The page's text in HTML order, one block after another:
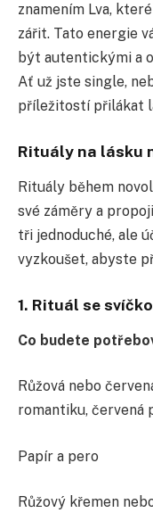
znamením Lva,
zářit. Tato energie
být autentickými a
Ať už jste single,
příležitostí přilákat
Rituály na lásku
Rituály během
své záměry a
tři jednoduché, ale
vyzkoušet, abyste
1. Rituál se
Co budete
Růžová nebo
romantiku, červená
Papír a pero
Růžový křemen